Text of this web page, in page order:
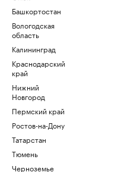
Башкортостан
Вологодская
область
Калининград
Краснодарский
край
Нижний
Новгород
Пермский край
Ростов-на-Дону
Татарстан
Тюмень
Черноземье